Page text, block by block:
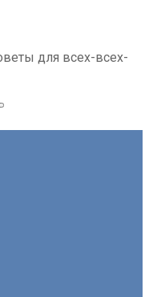
для всех-всех-